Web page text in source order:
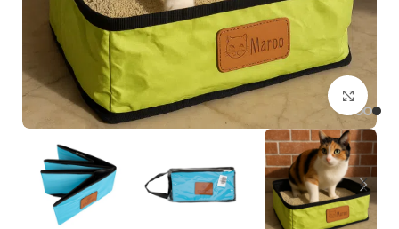
برای بزرگنمایی کلیک کنید